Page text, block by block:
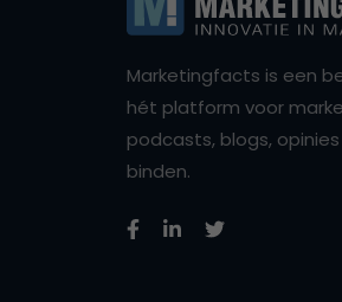
Marketingfacts is een
hét platform voor
podcasts, blogs,
binden.